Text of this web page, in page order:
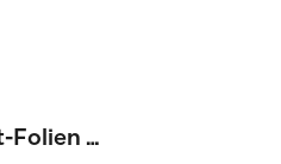
Folien …